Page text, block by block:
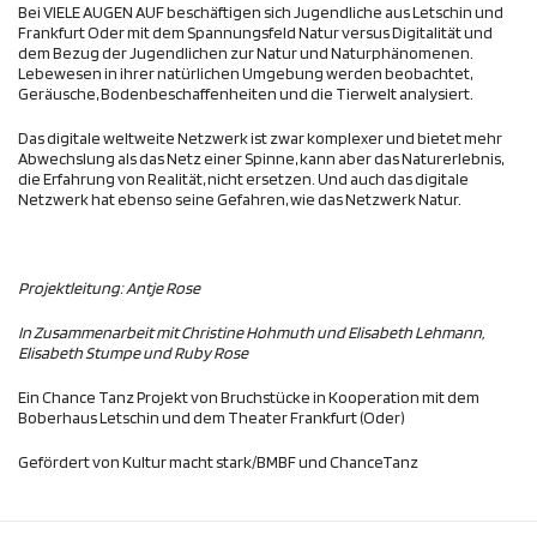
Bei VIELE AUGEN AUF beschäftigen sich Jugendliche aus Letschin und
Frankfurt Oder mit dem Spannungsfeld Natur versus Digitalität und
dem Bezug der Jugendlichen zur Natur und Naturphänomenen.
Lebewesen in ihrer natürlichen Umgebung werden beobachtet,
Geräusche, Bodenbeschaffenheiten und die Tierwelt analysiert.
Das digitale weltweite Netzwerk ist zwar komplexer und bietet mehr
Abwechslung als das Netz einer Spinne, kann aber das Naturerlebnis,
die Erfahrung von Realität, nicht ersetzen. Und auch das digitale
Netzwerk hat ebenso seine Gefahren, wie das Netzwerk Natur.
Projektleitung: Antje Rose
In Zusammenarbeit mit Christine Hohmuth und Elisabeth Lehmann,
Elisabeth Stumpe und Ruby Rose
Ein Chance Tanz Projekt von Bruchstücke in Kooperation mit dem
Boberhaus Letschin und dem Theater Frankfurt (Oder)
Gefördert von Kultur macht stark/BMBF und ChanceTanz